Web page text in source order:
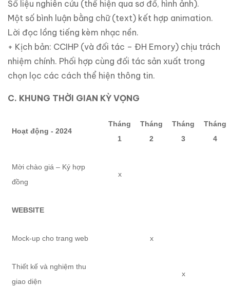
Số liệu nghiên cứu (thể hiện qua sơ đồ, hình ảnh).
Một số bình luận bằng chữ (text) kết hợp animation.
Lời đọc lồng tiếng kèm nhạc nền.
+ Kịch bản: CCIHP (và đối tác – ĐH Emory) chịu trách
nhiệm chính. Phối hợp cùng đối tác sản xuất trong
chọn lọc các cách thể hiện thông tin.
C. KHUNG THỜI GIAN KỲ VỌNG
Hoạt động - 2024
Tháng
1
Tháng
2
Tháng
3
Tháng
4
Mời chào giá – Ký hợp
đồng
x
WEBSITE
Mock-up cho trang web x
Thiết kế và nghiệm thu
giao diện
x